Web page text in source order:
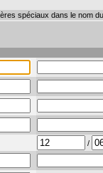
spéciaux dans le nom
/